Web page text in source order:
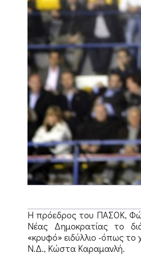
Η πρόεδρος του ΠΑΣΟΚ,
Νέας Δημοκρατίας το
«κρυφό» ειδύλλιο -όπως
Ν.Δ., Κώστα Καραμανλή.